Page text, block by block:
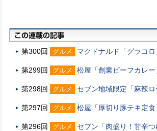
第300回 グルメ マクドナルド「グラコ
第299回 グルメ 松屋「創業ビーフカレ
第298回 グルメ セブン地域限定「麻辣
第297回 グルメ 松屋「厚切り豚テキ定
第296回 グルメ セブン「肉盛り！甘辛